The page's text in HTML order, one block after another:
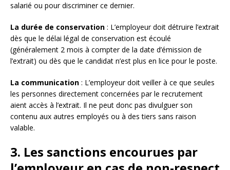
salarié ou pour discriminer ce dernier.
La durée de conservation : L’employeur doit détruire l’extrait
dès que le délai légal de conservation est écoulé
(généralement 2 mois à compter de la date d’émission de
l’extrait) ou dès que le candidat n’est plus en lice pour le poste.
La communication : L’employeur doit veiller à ce que seules
les personnes directement concernées par le recrutement
aient accès à l’extrait. Il ne peut donc pas divulguer son
contenu aux autres employés ou à des tiers sans raison
valable.
3. Les sanctions encourues par